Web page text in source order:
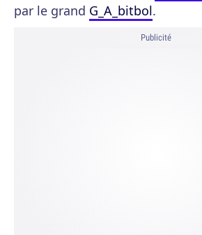
par le grand G_A_bitbol.
Publicité